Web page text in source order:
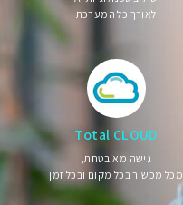
לאורך כל המערכת
Total CLOUD
גישה מאובטחת,
מכל מכשיר בכל מקום ובכל זמן